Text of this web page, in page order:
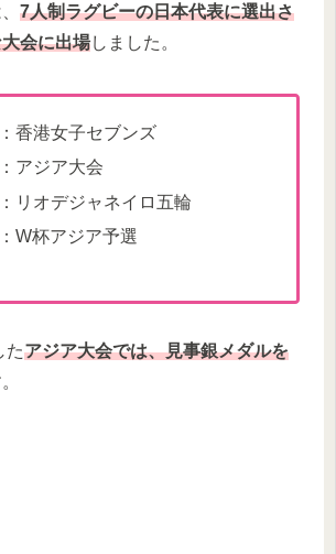
7人制ラグビーの日本代表に選出さ
会に出場しました。
香港女子セブンズ
アジア大会
リオデジャネイロ五輪
W杯アジア予選
たアジア大会では、見事銀メダルを